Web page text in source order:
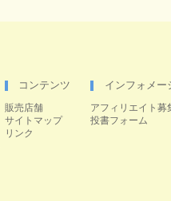
コンテンツ
販売店舗
サイトマップ
リンク
インフォメー
アフィリエイト募
投書フォーム